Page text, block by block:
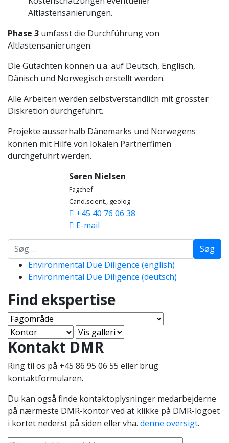
Altlastensanierungen.
Phase 3 umfasst die Durchführung von
Altlastensanierungen.
Die Gutachten können u.a. auf Deutsch, Englisch,
Dänisch und Norwegisch erstellt werden.
Alle Arbeiten werden selbstverständlich mit grösster
Diskretion durchgeführt.
Projekte ausserhalb Dänemarks und Norwegens
können mit Hilfe von lokalen Partnerfimen
durchgeführt werden.
Søren Nielsen
Fagchef
Cand.scient., geolog
+45 40 76 06 38
E-mail
Søg
Environmental Due Diligence (english)
Environmental Due Diligence (deutsch)
Find ekspertise
Kontakt DMR
Ring til os på +45 86 95 06 55 eller brug
kontaktformularen.
Du kan også finde kontaktoplysninger medarbejderne
på nærmeste DMR-kontor ved at klikke på DMR-logoet
i kortet nederst på siden eller vha. denne oversigt.